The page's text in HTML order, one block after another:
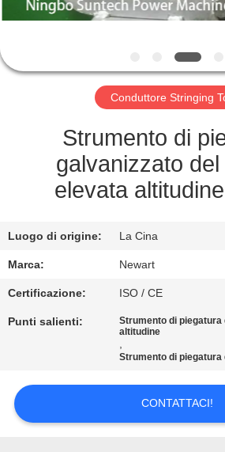
DELLA
QUALITÀ
NOTIZIE
CHIEDI UN
MAPPA
DEL
SITO
SULLA
PRIVACY
Conduttore Stringing
Strumento di
galvanizzato
elevata
Luogo di origine: La Cina
Marca: Newart
Certificazione: ISO / CE
Punti salienti:
Strumento di
altitudine
,
Strumento di piegatura
CONTATTACI!